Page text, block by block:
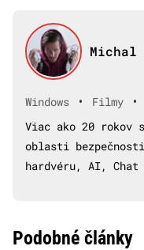
Windows • Filmy •
Viac ako 20 rokov
oblasti
hardvéru, AI,
Podobné články